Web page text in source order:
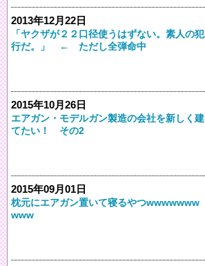
2013年12月22日
「ヤクザが２２口径使うはずない。素人の犯
行だ。」 ← ただし全弾命中
2015年10月26日
エアガン・モデルガン製造の会社を新しく建
てたい！ その2
2015年09月01日
枕元にエアガン置いて寝るやつwwwwwww
www